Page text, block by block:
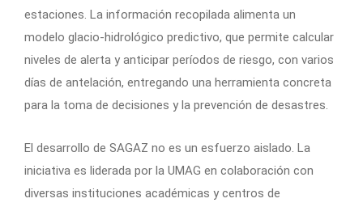
estaciones. La información recopilada alimenta un
modelo glacio-hidrológico predictivo, que permite calcular
niveles de alerta y anticipar períodos de riesgo, con varios
días de antelación, entregando una herramienta concreta
para la toma de decisiones y la prevención de desastres.
El desarrollo de SAGAZ no es un esfuerzo aislado. La
iniciativa es liderada por la UMAG en colaboración con
diversas instituciones académicas y centros de